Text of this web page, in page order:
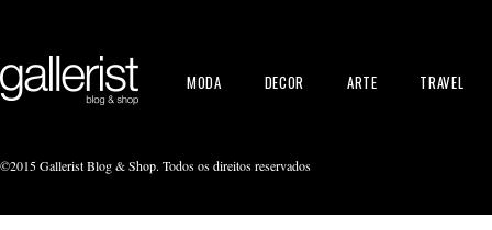
MODA DECOR ARTE TRAVEL
©2015 Gallerist Blog & Shop. Todos os direitos reservados